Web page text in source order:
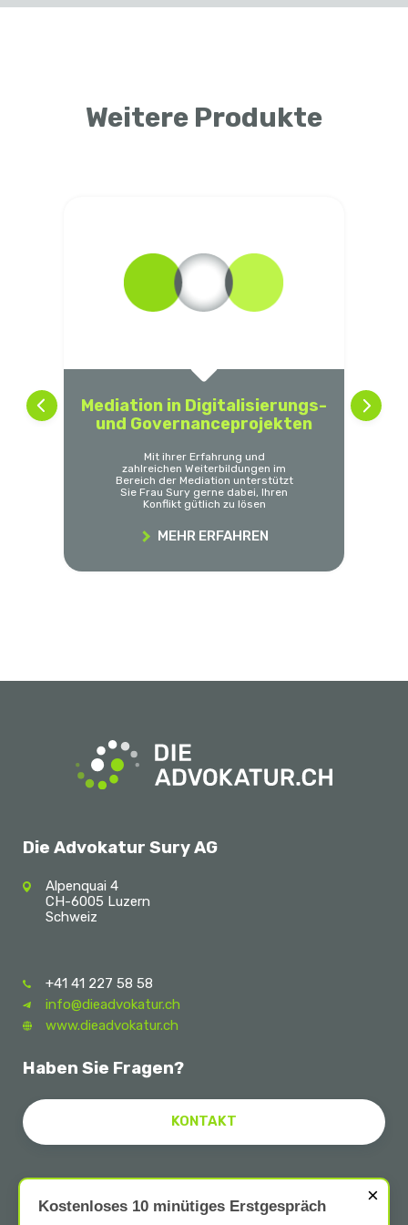
Weitere Produkte
Mediation in Digitalisierungs-
und Governanceprojekten
Mit ihrer Erfahrung und
zahlreichen Weiterbildungen im
Bereich der Mediation unterstützt
Sie Frau Sury gerne dabei, Ihren
Konflikt gütlich zu lösen
MEHR ERFAHREN
Die Advokatur Sury AG
Alpenquai 4
CH-6005 Luzern
Schweiz
+41 41 227 58 58
info@dieadvokatur.ch
www.dieadvokatur.ch
Haben Sie Fragen?
KONTAKT
Follow Us ×
Kostenloses 10 minütiges Erstgespräch